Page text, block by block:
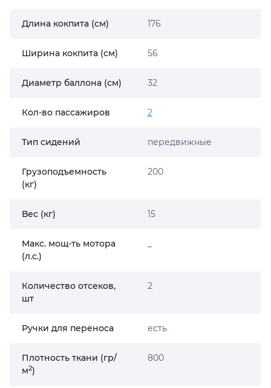
Длина кокпита (см) 176
Ширина кокпита (см) 56
Диаметр баллона (см) 32
Кол-во пассажиров 2
Тип сидений передвижные
Грузоподъемность
(кг)
200
Вес (кг) 15
Макс. мощ-ть мотора
(л.с.)
Количество отсеков,
шт
2
Ручки для переноса есть
Плотность ткани (гр/
м2)
800